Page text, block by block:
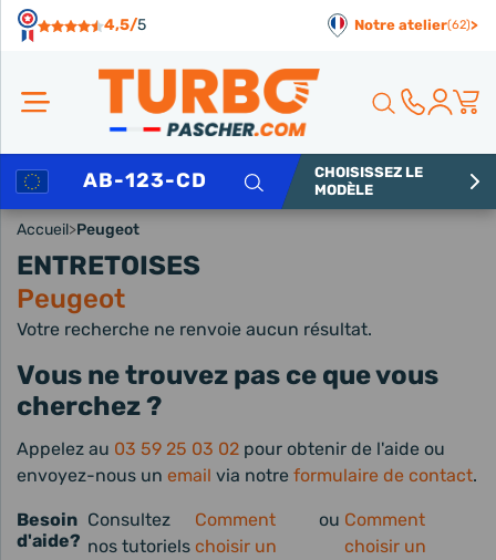
4,5/5 Notre atelier(62)>
Rechercher
CHOISISSEZ LE
MODÈLE
Accueil>Peugeot
ENTRETOISES
Peugeot
Votre recherche ne renvoie aucun résultat.
Vous ne trouvez pas ce que vous
cherchez ?
Appelez au 03 59 25 03 02 pour obtenir de l'aide ou
envoyez-nous un email via notre formulaire de contact.
Besoin
d'aide?
Consultez
nos tutoriels
Comment
choisir un
ou Comment
choisir un
Panneau de gestion des cookies